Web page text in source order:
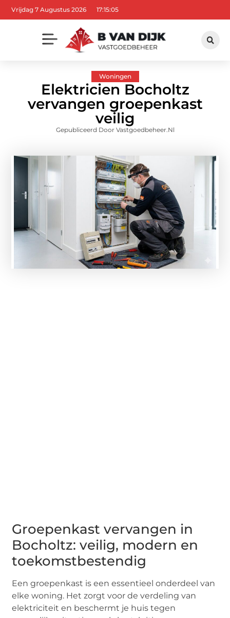
Vrijdag 7 Augustus 2026 17:15:06
Woningen
Elektricien Bocholtz
vervangen groepenkast
veilig
Gepubliceerd Door Vastgoedbeheer.nl
Groepenkast vervangen in
Bocholtz: veilig, modern en
toekomstbestendig
Een groepenkast is een essentieel onderdeel van
elke woning. Het zorgt voor de verdeling van
elektriciteit en beschermt je huis tegen